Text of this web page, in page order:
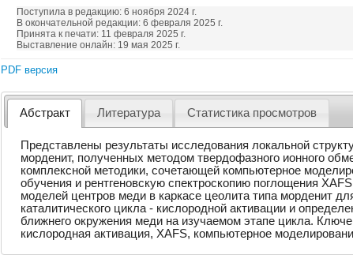
Поступила в редакцию: 6 ноября 2024 г.
В окончательной редакции: 6 февраля 2025 г.
Принята к печати: 11 февраля 2025 г.
Выставление онлайн: 19 мая 2025 г.
PDF версия
Абстракт Литература Статистика просмотров
Представлены результаты исследования локальной
морденит, полученных методом твердофазного ионного
комплексной методики, сочетающей компьютерное
обучения и рентгеновскую спектроскопию поглощения
моделей центров меди в каркасе цеолита типа морденит
каталитического цикла - кислородной активации и
ближнего окружения меди на изучаемом этапе цикла.
кислородная активация, XAFS, компьютерное